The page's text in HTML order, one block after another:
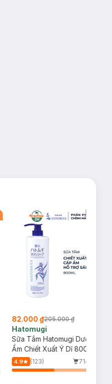
82.000 ₫205.000 ₫
Hatomugi
Sữa Tắm Hatomugi Dưỡng
Ẩm Chiết Xuất Ý Dĩ 800ml
4.9 (123)
714/tháng